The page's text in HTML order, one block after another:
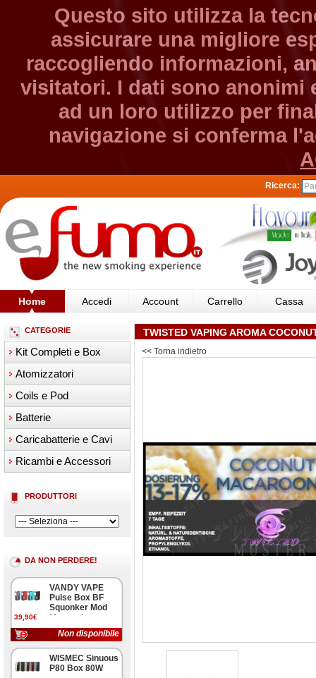
Questo sito utilizza la
assicurare una migliore
raccogliendo informazioni,
visitatori. I dati sono anonimi
ad un loro utilizzo per
navigazione si conferma
Ricerca:
Home Accedi Account Carrello Cassa
CATEGORIE
Kit Completi e Box
Atomizzatori
Coils e Pod
Batterie
Caricabatterie e Cavi
Ricambi e Accessori
PRODUTTORI
DA NON PERDERE!
39,90€
VANDY VAPE
Pulse Box BF
Squonker Mod
Meccanica
Non disponibile
WISMEC Sinuous
P80 Box 80W
TWISTED VAPING AROMA
<< Torna indietro